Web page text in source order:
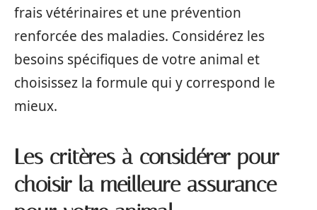
frais vétérinaires et une prévention
renforcée des maladies. Considérez les
besoins spécifiques de votre animal et
choisissez la formule qui y correspond le
mieux.
Les critères à considérer pour
choisir la meilleure assurance